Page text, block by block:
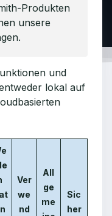
Produkten
unsere
und
lokal auf
Ver
we
nd
All
ge
me
Sic
her